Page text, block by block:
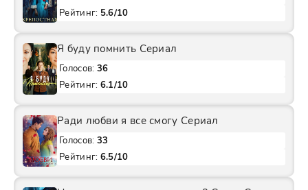
Рейтинг: 5.6/10
Я буду помнить Сериал
Голосов: 36
Рейтинг: 6.1/10
Ради любви я все смогу Сериал
Голосов: 33
Рейтинг: 6.5/10